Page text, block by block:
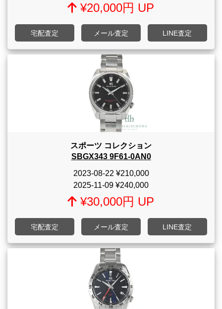
¥20,000円 UP
宅配査定 メール査定 LINE査定
スポーツ コレクション
SBGX343 9F61-0AN0
2023-08-22 ¥210,000
2025-11-09 ¥240,000
¥30,000円 UP
宅配査定 メール査定 LINE査定